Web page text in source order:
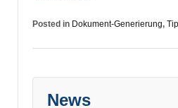
Posted in Dokument-Generierung,
News